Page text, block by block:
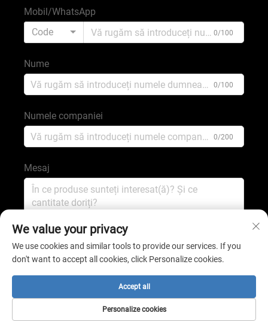
Mobil/WhatsApp
Code
0/100
Nume
0/100
Numele companiei
0/200
Mesaj
Trimite
Drept de autor © 2025 de către shijiazhuang shengping
We value your privacy
We use cookies and similar tools to provide our services. If you
don't want to accept all cookies, click Personalize cookies.
Personalize cookies
Accept all